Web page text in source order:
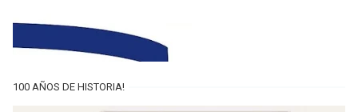
100 AÑOS DE HISTORIA!